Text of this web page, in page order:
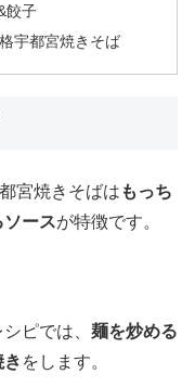
餃子
宇都宮焼きそば
宮焼きそばは もっち
ソースが特徴です。
ピでは、 麺を炒める
をします。